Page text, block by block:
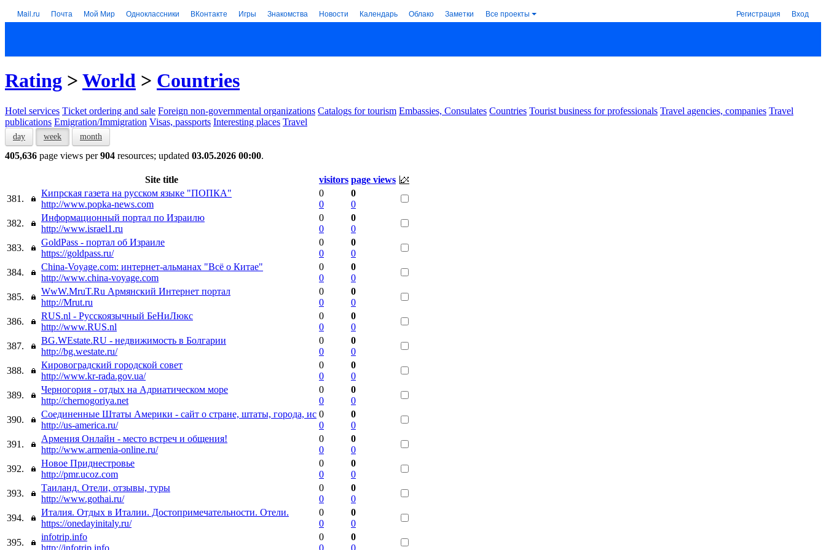
Mail.ru Почта Мой Мир Одноклассники ВКонтакте Игры Знакомства Новости Календарь Облако Заметки Все проекты Регистрация Вход
Rating > World > Countries
Hotel services Тicket ordering and sale Foreign non-governmental organizations Catalogs for tourism Embassies, Consulates Countries Tourist business for professionals Travel agencies, companies Travel
publications Emigration/Immigration Visas, passports Interesting places Travel
day week month
405,636 page views per904 resources; updated 03.05.2026 00:00.
Site title visitors page views
381.
Кипрская газета на русском языке "ПОПКА"
http://www.popka-news.com
0
0
0
0
382.
Информационный портал по Израилю
http://www.israel1.ru
0
0
0
0
383.
GoldPass - портал об Израиле
https://goldpass.ru/
0
0
0
0
384.
China-Voyage.com: интернет-альманах "Всё о Китае"
http://www.china-voyage.com
0
0
0
0
385.
WwW.MruT.Ru Армянский Интернет портал
http://Mrut.ru
0
0
0
0
386.
RUS.nl - Русскоязычный БеНиЛюкс
http://www.RUS.nl
0
0
0
0
387.
BG.WEstate.RU - недвижимость в Болгарии
http://bg.westate.ru/
0
0
0
0
388.
Кировоградский городской совет
http://www.kr-rada.gov.ua/
0
0
0
0
389.
Черногория - отдых на Адриатическом море
http://chernogoriya.net
0
0
0
0
390.
Соединенные Штаты Америки - сайт о стране, штаты, города, ис
http://us-america.ru/
0
0
0
0
391.
Армения Онлайн - место встреч и общения!
http://www.armenia-online.ru/
0
0
0
0
392.
Новое Приднестровье
http://pmr.ucoz.com
0
0
0
0
393.
Таиланд. Отели, отзывы, туры
http://www.gothai.ru/
0
0
0
0
394.
Италия. Отдых в Италии. Достопримечательности. Отели.
https://onedayinitaly.ru/
0
0
0
0
395.
infotrip.info
http://infotrip.info
0
0
0
0